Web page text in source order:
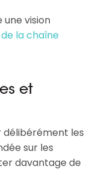
une vision
de la chaîne
et
délibérément les
sur les
davantage de